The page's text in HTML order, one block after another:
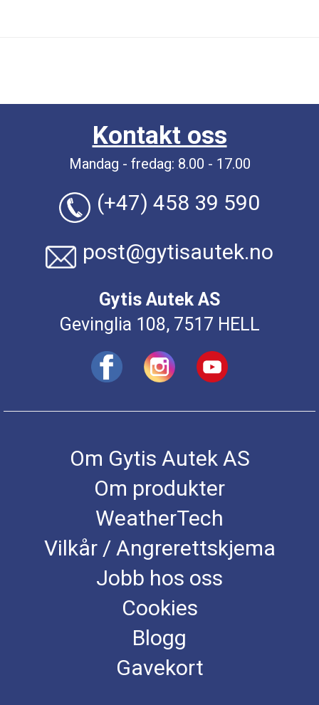
Kontakt oss
Mandag - fredag: 8.00 - 17.00
(+47) 458 39 590
post@gytisautek.no
Gytis Autek AS
Gevinglia 108, 7517 HELL
Om Gytis Autek AS
Om produkter
WeatherTech
Vilkår / Angrerettskjema
Jobb hos oss
Cookies
Blogg
Gavekort